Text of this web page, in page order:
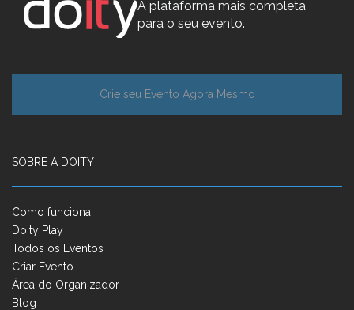
A plataforma mais completa
para o seu evento.
Crie seu Evento Agora Mesmo
SOBRE A DOITY
Como funciona
Doity Play
Todos os Eventos
Criar Evento
Área do Organizador
Blog